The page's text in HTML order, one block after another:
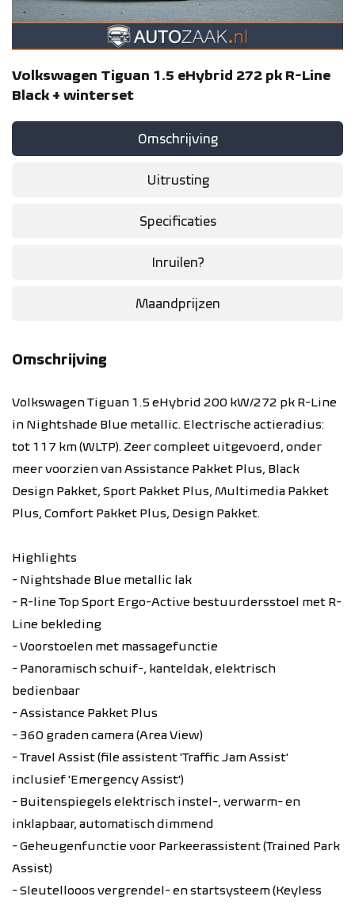
Volkswagen Tiguan 1.5 eHybrid 272 pk R-Line
Black + winterset
Omschrijving
Uitrusting
Specificaties
Inruilen?
Maandprijzen
Omschrijving
Volkswagen Tiguan 1.5 eHybrid 200 kW/272 pk R-Line
in Nightshade Blue metallic. Electrische actieradius:
tot 117 km (WLTP). Zeer compleet ​uitgevoerd, ​onder
meer voorzien van Assistance Pakket Plus, Black
Design Pakket, Sport Pakket Plus, Multimedia Pakket
Plus, Comfort Pakket Plus, Design Pakket.
Highlights
- Nightshade Blue metallic lak
- R-line Top Sport Ergo-Active bestuurdersstoel met R-
Line bekleding
- Voorstoelen met massagefunctie
- Panoramisch schuif-, kanteldak, elektrisch
bedienbaar
- Assistance Pakket Plus
- 360 graden camera (Area View)
- Travel Assist (file assistent 'Traffic Jam Assist'
inclusief 'Emergency Assist')
- Buitenspiegels elektrisch instel-, verwarm- en
inklapbaar, automatisch dimmend
- Geheugenfunctie voor Parkeerassistent (Trained Park
Assist)
- Sleutellooos vergrendel- en startsysteem (Keyless